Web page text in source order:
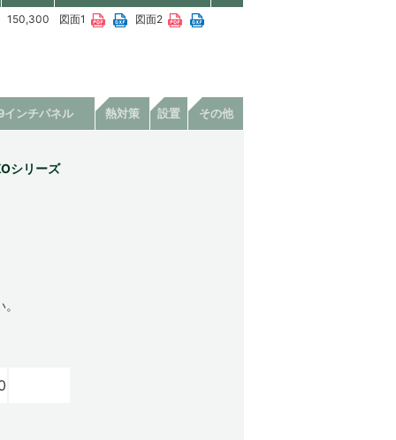
150,300 図面1 図面2
インチパネル 熱対策 設置 その他
シリーズ